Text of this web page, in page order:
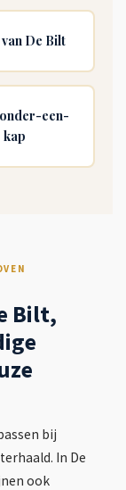
De Bilt
een-
kap
Bilt,
bij
In De
ook